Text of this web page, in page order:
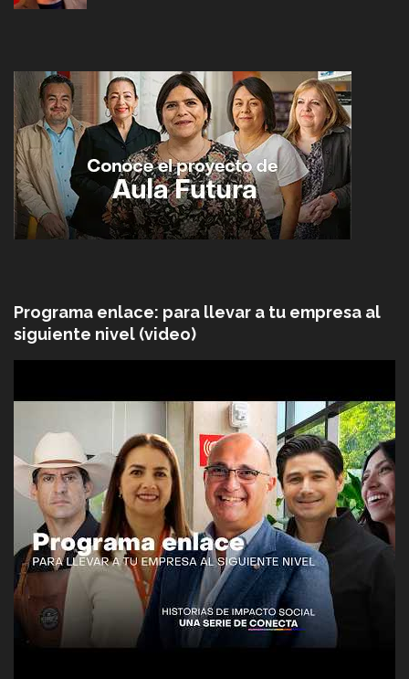
Programa enlace: para llevar a tu empresa al
siguiente nivel (video)